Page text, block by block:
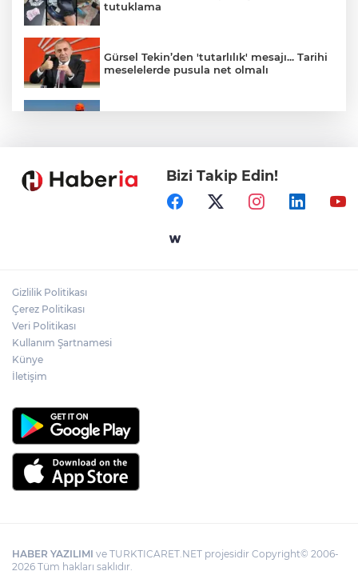
tutuklama
Gürsel Tekin’den 'tutarlılık' mesajı... Tarihi
meselelerde pusula net olmalı
Samsun’da Alaçam'a yeni yaşam alanı
Yapay zekada onlarca uygulamanın
Bizi Takip Edin!
Gizlilik Politikası
Çerez Politikası
Veri Politikası
Kullanım Şartnamesi
Künye
İletişim
HABER YAZILIMI ve TURKTICARET.NET projesidir Copyright© 2006-
2026 Tüm hakları saklıdır.